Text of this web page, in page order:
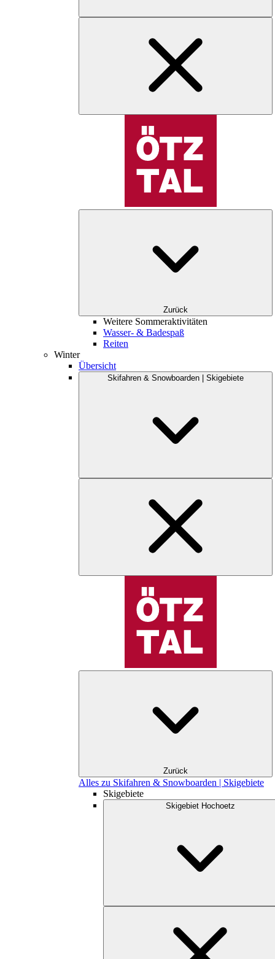
Zurück
Weitere Sommeraktivitäten
Wasser- & Badespaß
Reiten
Winter
Übersicht
Skifahren & Snowboarden | Skigebiete
Zurück
Alles zu Skifahren & Snowboarden | Skigebiete
Skigebiete
Skigebiet Hochoetz